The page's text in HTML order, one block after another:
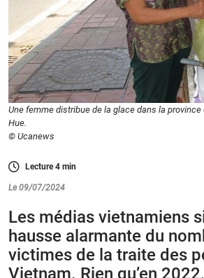
Une femme distribue de la glace dans la
Hue.
© Ucanews
Lecture4 min
Le 09/07/2024
Les médias vietnamiens
hausse alarmante du
victimes de la traite des